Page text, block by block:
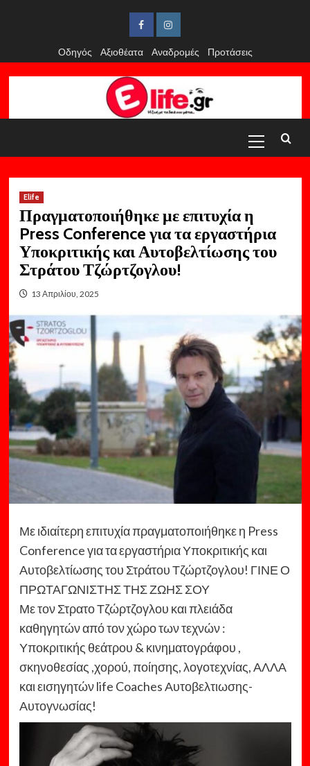
FacebookInstagram
Οδηγός
Αξιοθέατα Αναδρομές Προτάσεις
Menu
Elife
Πραγματοποιήθηκε με επιτυχία η
Press Conference για τα εργαστήρια
Υποκριτικής και Αυτοβελτίωσης του
Στράτου Τζώρτζογλου!
13 Απριλίου, 2025
Με ιδιαίτερη επιτυχία πραγματοποιήθηκε η Press
Conference για τα εργαστήρια Υποκριτικής και
Αυτοβελτίωσης του Στράτου Τζώρτζογλου! ΓΙΝΕ Ο
ΠΡΩΤΑΓΩΝΙΣΤΗΣ ΤΗΣ ΖΩΗΣ ΣΟΥ
Με τον Στρατο Τζώρτζογλου και πλειάδα
καθηγητών από τον χώρο των τεχνών :
Υποκριτικής θεάτρου & κινηματογράφου ,
σκηνοθεσίας ,χορού, ποίησης, λογοτεχνίας, ΑΛΛΑ
και εισηγητών life Coaches Αυτοβελτιωσης-
Αυτογνωσίας!